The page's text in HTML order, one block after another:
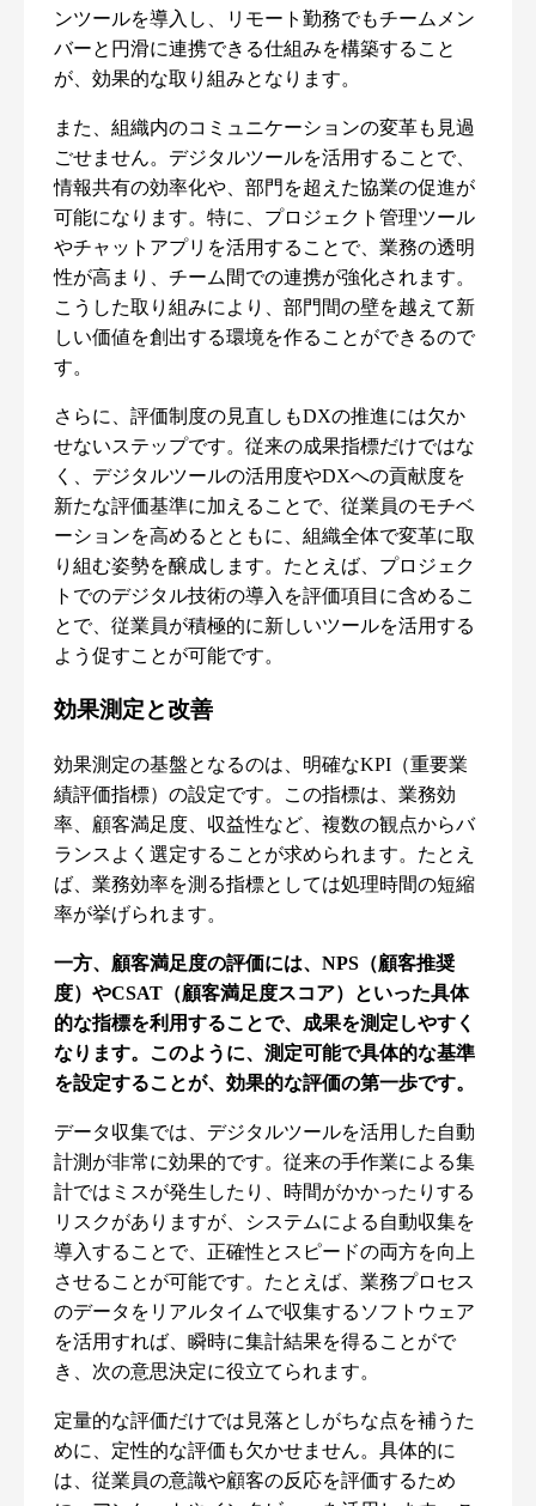
ンツールを導入し、リモート勤務でもチームメン
バーと円滑に連携できる仕組みを構築すること
が、効果的な取り組みとなります。
また、組織内のコミュニケーションの変革も見過
ごせません。デジタルツールを活用することで、
情報共有の効率化や、部門を超えた協業の促進が
可能になります。特に、プロジェクト管理ツール
やチャットアプリを活用することで、業務の透明
性が高まり、チーム間での連携が強化されます。
こうした取り組みにより、部門間の壁を越えて新
しい価値を創出する環境を作ることができるので
す。
さらに、評価制度の見直しもDXの推進には欠か
せないステップです。従来の成果指標だけではな
く、デジタルツールの活用度やDXへの貢献度を
新たな評価基準に加えることで、従業員のモチベ
ーションを高めるとともに、組織全体で変革に取
り組む姿勢を醸成します。たとえば、プロジェク
トでのデジタル技術の導入を評価項目に含めるこ
とで、従業員が積極的に新しいツールを活用する
よう促すことが可能です。
効果測定と改善
効果測定の基盤となるのは、明確なKPI（重要業
績評価指標）の設定です。この指標は、業務効
率、顧客満足度、収益性など、複数の観点からバ
ランスよく選定することが求められます。たとえ
ば、業務効率を測る指標としては処理時間の短縮
率が挙げられます。
一方、顧客満足度の評価には、NPS（顧客推奨
度）やCSAT（顧客満足度スコア）といった具体
的な指標を利用することで、成果を測定しやすく
なります。このように、測定可能で具体的な基準
を設定することが、効果的な評価の第一歩です。
データ収集では、デジタルツールを活用した自動
計測が非常に効果的です。従来の手作業による集
計ではミスが発生したり、時間がかかったりする
リスクがありますが、システムによる自動収集を
導入することで、正確性とスピードの両方を向上
させることが可能です。たとえば、業務プロセス
のデータをリアルタイムで収集するソフトウェア
を活用すれば、瞬時に集計結果を得ることがで
き、次の意思決定に役立てられます。
定量的な評価だけでは見落としがちな点を補うた
めに、定性的な評価も欠かせません。具体的に
は、従業員の意識や顧客の反応を評価するため